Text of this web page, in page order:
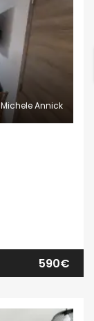
Michele Annick
590€